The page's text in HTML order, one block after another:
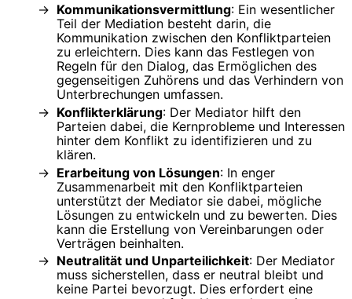
Kommunikationsvermittlung: Ein wesentlicher
Teil der Mediation besteht darin, die
Kommunikation zwischen den Konfliktparteien
zu erleichtern. Dies kann das Festlegen von
Regeln für den Dialog, das Ermöglichen des
gegenseitigen Zuhörens und das Verhindern von
Unterbrechungen umfassen.
Konflikterklärung: Der Mediator hilft den
Parteien dabei, die Kernprobleme und Interessen
hinter dem Konflikt zu identifizieren und zu
klären.
Erarbeitung von Lösungen: In enger
Zusammenarbeit mit den Konfliktparteien
unterstützt der Mediator sie dabei, mögliche
Lösungen zu entwickeln und zu bewerten. Dies
kann die Erstellung von Vereinbarungen oder
Verträgen beinhalten.
Neutralität und Unparteilichkeit: Der Mediator
muss sicherstellen, dass er neutral bleibt und
keine Partei bevorzugt. Dies erfordert eine